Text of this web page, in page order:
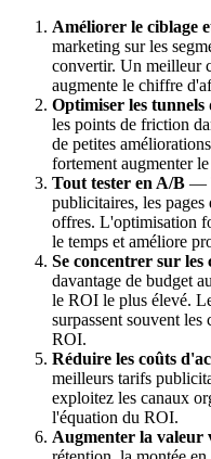
Améliorer le ciblage
marketing sur les
convertir. Un meilleur
augmente le chiffre
Optimiser les tunnels
les points de friction
de petites
fortement augmenter
Tout tester en A/B —
publicitaires, les
offres. L'optimisation
le temps et améliore
Se concentrer sur les
davantage de budget
le ROI le plus élevé.
surpassent souvent
ROI.
Réduire les coûts
meilleurs tarifs
exploitez les canaux
l'équation du ROI.
Augmenter la valeur